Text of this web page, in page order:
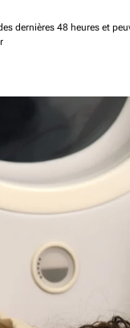
dernières 48 heures et